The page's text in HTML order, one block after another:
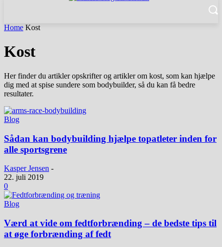
Home Kost
Kost
Her finder du artikler opskrifter og artikler om kost, som kan hjælpe
dig med at spise sundere som bodybuilder, så du kan få bedre
resultater.
Blog
Sådan kan bodybuilding hjælpe topatleter inden for
alle sportsgrene
Kasper Jensen -
22. juli 2019
0
Blog
Værd at vide om fedtforbrænding – de bedste tips til
at øge forbrænding af fedt